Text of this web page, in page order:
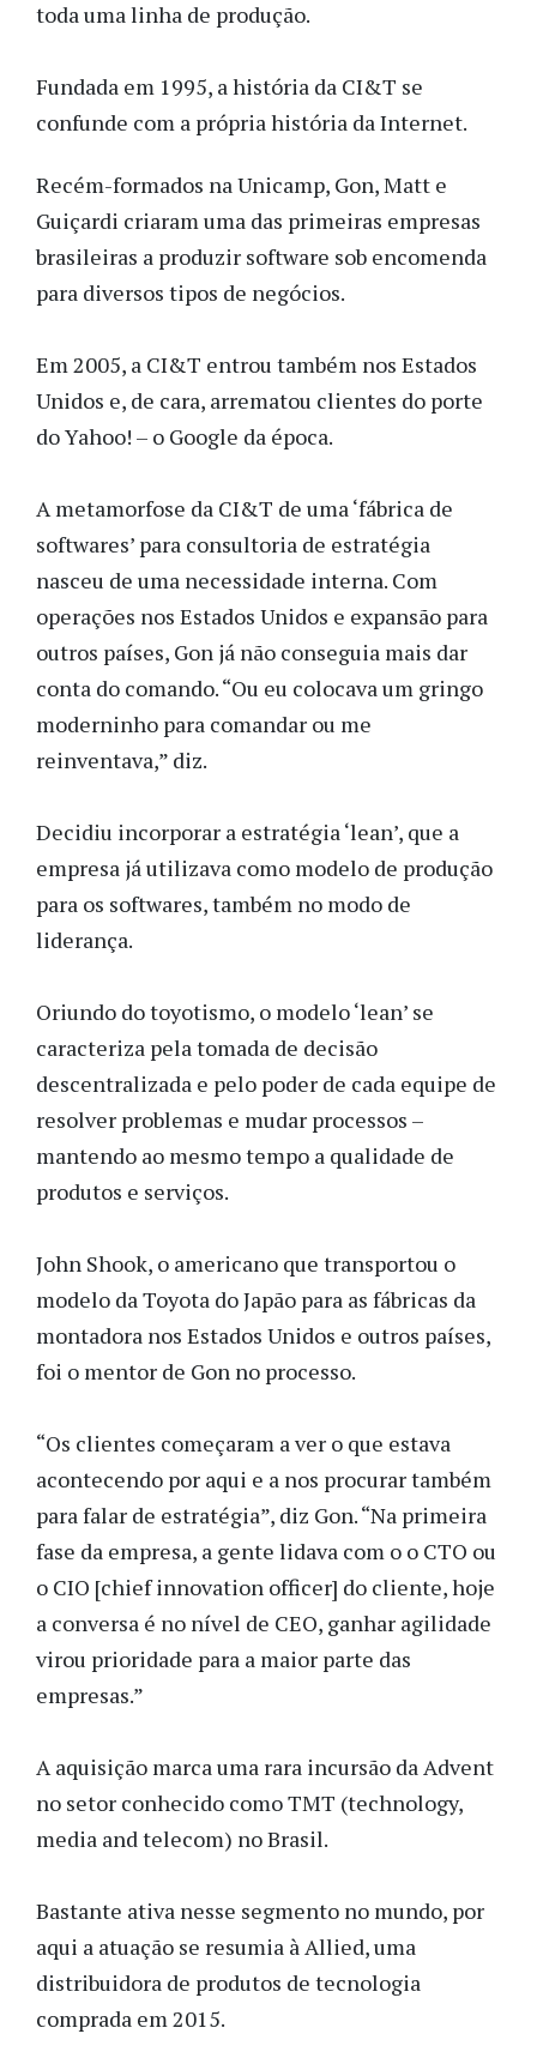
toda uma linha de produção.
Fundada em 1995, a história da CI&T se
confunde com a própria história da Internet.
Recém-formados na Unicamp, Gon, Matt e
Guiçardi criaram uma das primeiras empresas
brasileiras a produzir software sob encomenda
para diversos tipos de negócios.
Em 2005, a CI&T entrou também nos Estados
Unidos e, de cara, arrematou clientes do porte
do Yahoo! – o Google da época.
A metamorfose da CI&T de uma ‘fábrica de
softwares’ para consultoria de estratégia
nasceu de uma necessidade interna. Com
operações nos Estados Unidos e expansão para
outros países, Gon já não conseguia mais dar
conta do comando. “Ou eu colocava um gringo
moderninho para comandar ou me
reinventava,” diz.
Decidiu incorporar a estratégia ‘lean’, que a
empresa já utilizava como modelo de produção
para os softwares, também no modo de
liderança.
Oriundo do toyotismo, o modelo ‘lean’ se
caracteriza pela tomada de decisão
descentralizada e pelo poder de cada equipe de
resolver problemas e mudar processos –
mantendo ao mesmo tempo a qualidade de
produtos e serviços.
John Shook, o americano que transportou o
modelo da Toyota do Japão para as fábricas da
montadora nos Estados Unidos e outros países,
foi o mentor de Gon no processo.
“Os clientes começaram a ver o que estava
acontecendo por aqui e a nos procurar também
para falar de estratégia”, diz Gon. “Na primeira
fase da empresa, a gente lidava com o o CTO ou
o CIO [chief innovation officer] do cliente, hoje
a conversa é no nível de CEO, ganhar agilidade
virou prioridade para a maior parte das
empresas.”
A aquisição marca uma rara incursão da Advent
no setor conhecido como TMT (technology,
media and telecom) no Brasil.
Bastante ativa nesse segmento no mundo, por
aqui a atuação se resumia à Allied, uma
distribuidora de produtos de tecnologia
comprada em 2015.